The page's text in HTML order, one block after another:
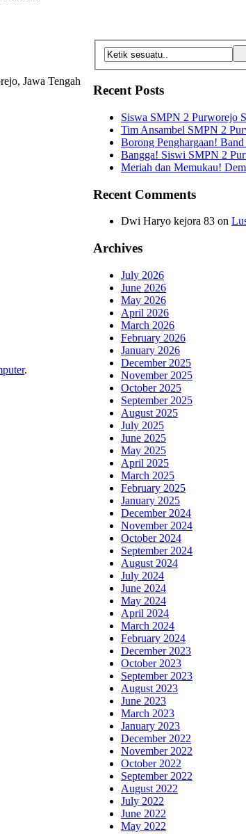
Recent Posts
Siswa SMPN 2 Purworejo
Tim Ansambel SMPN 2
Borong Penghargaan!
Bangga! Siswi SMPN 2
Meriah dan Memukau!
Recent Comments
Dwi Haryo kejora 83 on
Archives
July 2026
June 2026
May 2026
April 2026
March 2026
February 2026
January 2026
December 2025
November 2025
October 2025
September 2025
August 2025
July 2025
June 2025
May 2025
April 2025
March 2025
February 2025
January 2025
December 2024
November 2024
October 2024
September 2024
August 2024
July 2024
June 2024
May 2024
April 2024
March 2024
February 2024
December 2023
October 2023
September 2023
August 2023
June 2023
March 2023
January 2023
December 2022
November 2022
October 2022
September 2022
August 2022
July 2022
June 2022
May 2022
Jawa Tengah
.